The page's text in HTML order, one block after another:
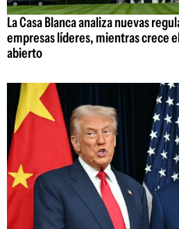
La Casa Blanca analiza nuevas
empresas líderes, mientras crece
abierto